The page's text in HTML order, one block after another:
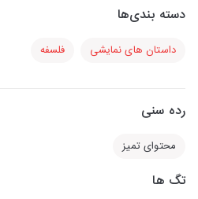
دسته بندی‌ها
داستان های نمایشی فلسفه
رده سنی
محتوای تمیز
تگ ها